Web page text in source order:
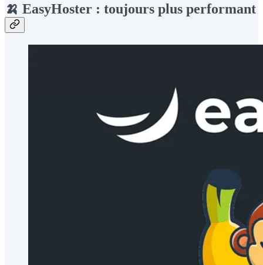
🍌 EasyHoster : toujours plus performant